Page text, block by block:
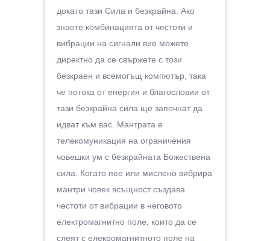
докато тази Сила и безкрайна. Ако
знаете комбинацията от честоти и
вибрации на сигнали вие можете
директно да се свържете с този
безкраен и всемогъщ компютър, така
че потока от енергия и благословии от
тази безкрайна сила ще започнат да
идват към вас. Мантрата е
телекомуникация на ограничения
човешки ум с безкрайната Божествена
сила. Когато пее или мислено вибрира
мантри човек всъщност създава
честоти от вибрации в неговото
електромагнитно поле, които да се
слеят с елекромагнитното поле на